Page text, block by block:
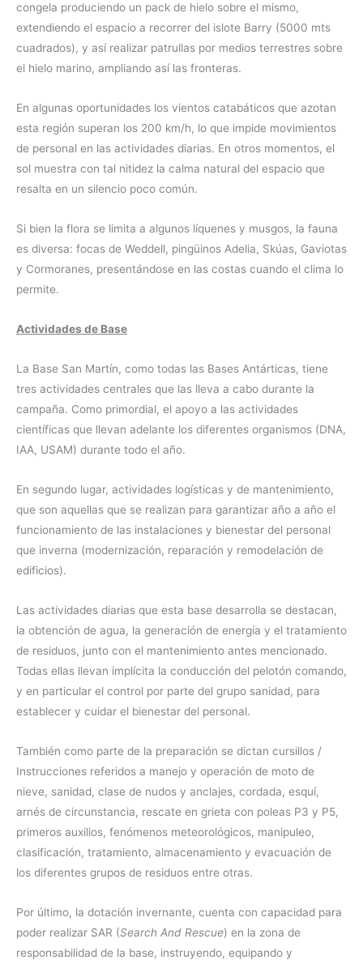
congela produciendo un pack de hielo sobre el mismo,
extendiendo el espacio a recorrer del islote Barry (5000 mts
cuadrados), y así realizar patrullas por medios terrestres sobre
el hielo marino, ampliando así las fronteras.
En algunas oportunidades los vientos catabáticos que azotan
esta región superan los 200 km/h, lo que impide movimientos
de personal en las actividades diarias. En otros momentos, el
sol muestra con tal nitidez la calma natural del espacio que
resalta en un silencio poco común.
Si bien la flora se limita a algunos líquenes y musgos, la fauna
es diversa: focas de Weddell, pingüinos Adelia, Skúas, Gaviotas
y Cormoranes, presentándose en las costas cuando el clima lo
permite.
Actividades de Base
La Base San Martín, como todas las Bases Antárticas, tiene
tres actividades centrales que las lleva a cabo durante la
campaña. Como primordial, el apoyo a las actividades
científicas que llevan adelante los diferentes organismos (DNA,
IAA, USAM) durante todo el año.
En segundo lugar, actividades logísticas y de mantenimiento,
que son aquellas que se realizan para garantizar año a año el
funcionamiento de las instalaciones y bienestar del personal
que inverna (modernización, reparación y remodelación de
edificios).
Las actividades diarias que esta base desarrolla se destacan,
la obtención de agua, la generación de energía y el tratamiento
de residuos, junto con el mantenimiento antes mencionado.
Todas ellas llevan implícita la conducción del pelotón comando,
y en particular el control por parte del grupo sanidad, para
establecer y cuidar el bienestar del personal.
También como parte de la preparación se dictan cursillos /
Instrucciones referidos a manejo y operación de moto de
nieve, sanidad, clase de nudos y anclajes, cordada, esquí,
arnés de circunstancia, rescate en grieta con poleas P3 y P5,
primeros auxilios, fenómenos meteorológicos, manipuleo,
clasificación, tratamiento, almacenamiento y evacuación de
los diferentes grupos de residuos entre otras.
Por último, la dotación invernante, cuenta con capacidad para
poder realizar SAR (Search And Rescue) en la zona de
responsabilidad de la base, instruyendo, equipando y